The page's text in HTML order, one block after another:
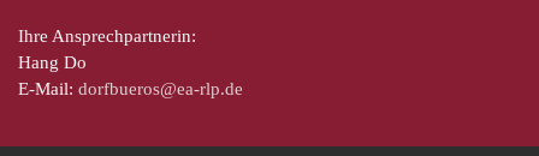
Ihre Ansprechpartnerin:
Hang Do
E-Mail: dorfbueros@ea-rlp.de